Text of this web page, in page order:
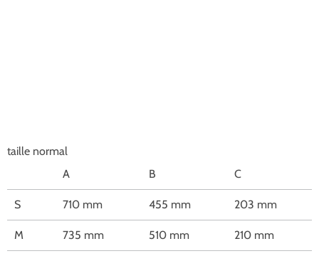
taille normal
A
B C
S 710 mm 455 mm 203 mm
M 735 mm 510 mm 210 mm